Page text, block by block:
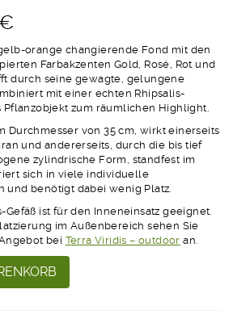
€
orange changierende Fond mit den
Farbakzenten Gold, Rosé, Rot und
durch seine gewagte, gelungene
mit einer echten Rhipsalis-
Pflanzobjekt zum räumlichen Highlight.
Durchmesser von 35 cm, wirkt einerseits
und andererseits, durch die bis tief
zylindrische Form, standfest im
sich in viele individuelle
und benötigt dabei wenig Platz.
Gefäß ist für den Inneneinsatz geeignet.
im Außenbereich sehen Sie
bei Terra Viridis – outdoor an.